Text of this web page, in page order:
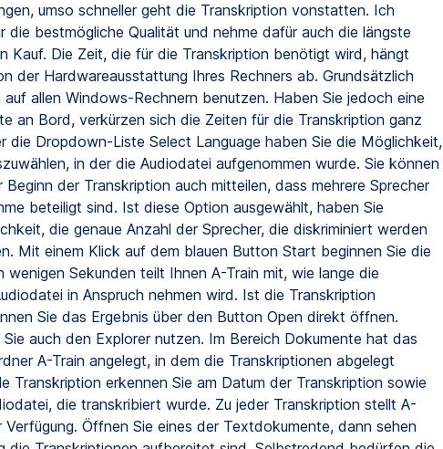
umso schneller geht die Transkription vonstatten. Ich
die bestmögliche Qualität und nehme dafür auch die längste
Kauf. Die Zeit, die für die Transkription benötigt wird, hängt
der Hardwareausstattung Ihres Rechners ab. Grundsätzlich
auf allen Windows-Rechnern benutzen. Haben Sie jedoch eine
an Bord, verkürzen sich die Zeiten für die Transkription ganz
die Dropdown-Liste Select Language haben Sie die Möglichkeit,
in der die Audiodatei aufgenommen wurde. Sie können
der Transkription auch mitteilen, dass mehrere Sprecher
beteiligt sind. Ist diese Option ausgewählt, haben Sie
die genaue Anzahl der Sprecher, die diskriminiert werden
Mit einem Klick auf dem blauen Button Start beginnen Sie die
wenigen Sekunden teilt Ihnen A-Train mit, wie lange die
in Anspruch nehmen wird. Ist die Transkription
Sie das Ergebnis über den Button Open direkt öffnen.
auch den Explorer nutzen. Im Bereich Dokumente hat das
A-Train angelegt, in dem die Transkriptionen abgelegt
Transkription erkennen Sie am Datum der Transkription sowie
die transkribiert wurde. Zu jeder Transkription stellt A-
Verfügung. Öffnen Sie eines der Textdokumente, dann sehen